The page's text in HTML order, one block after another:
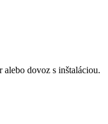
dovoz s inštaláciou.